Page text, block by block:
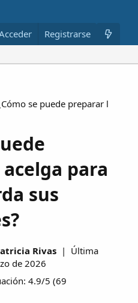
Miembros
Registrarse
se puede preparar la
para
sus
Rivas | Última
de 2026
4.9/5 (69